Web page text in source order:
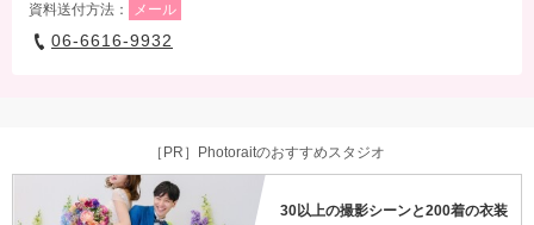
資料送付方法：
メール
06-6616-9932
［PR］Photoraitのおすすめスタジオ
30以上の撮影シーンと200着の衣装